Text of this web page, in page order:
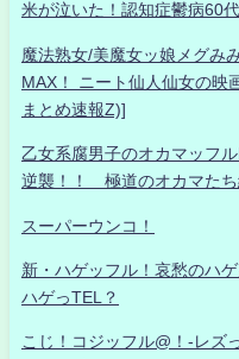
米が泣いた！認知症鬱病60
魔法熟女/美魔女ッ娘メグみ
MAX！ ニート仙人仙女の映
まとめ速報Z)]
乙女系腐男子のオカマッフ
逆襲！！ 極道のオカマたち
スーパーウンコ！
新・ハゲッフル！哀愁のハ
ハゲっTEL？
こじ！コジッフル@！-レズ